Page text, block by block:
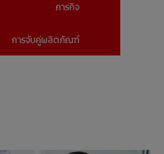
ภารกิจ
การจับคู่ผลิตภัณฑ์